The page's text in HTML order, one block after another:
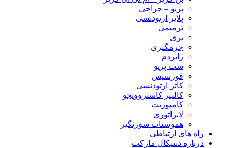
پریو – جراحی
پلایر ارتودنسی
ترمیمی
تری
جرمگیری
رابردم
ست پریو
فورسپس
کاتر ارتودنسی
کالیپر کاستروویجو
کامپوزیت
لابراتوری
هموستات سوزنگیر
راه های ارتباطی
درباره دنتیکال مارکت